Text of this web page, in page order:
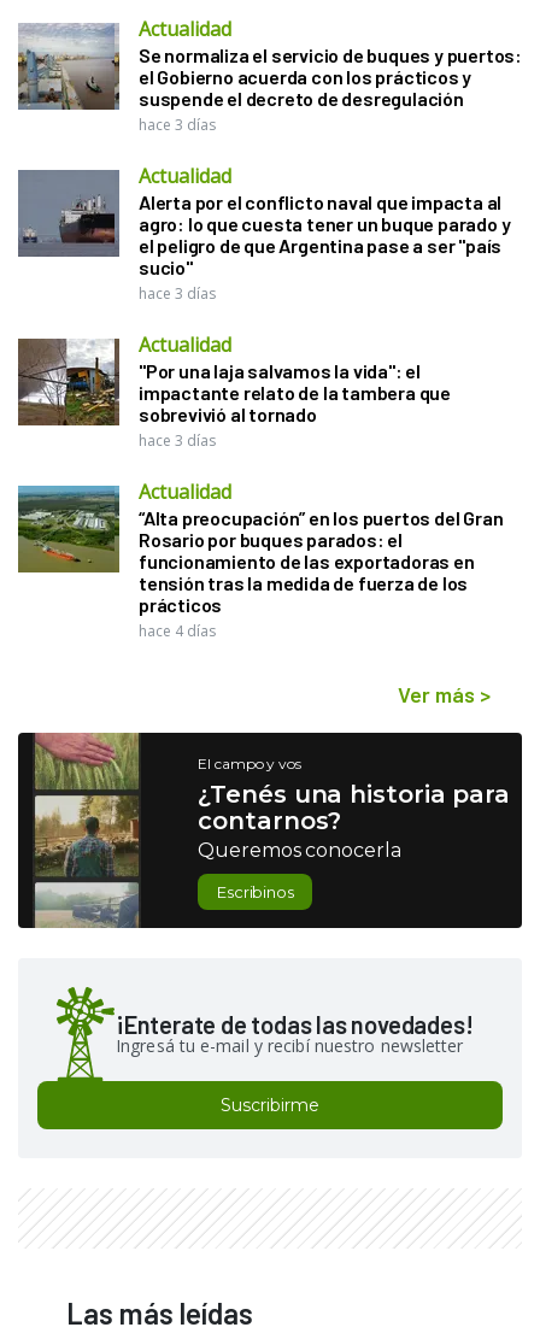
Actualidad
Se normaliza el servicio de buques y puertos:
el Gobierno acuerda con los prácticos y
suspende el decreto de desregulación
hace 3 días
Actualidad
Alerta por el conflicto naval que impacta al
agro: lo que cuesta tener un buque parado y
el peligro de que Argentina pase a ser "país
sucio"
hace 3 días
Actualidad
"Por una laja salvamos la vida": el
impactante relato de la tambera que
sobrevivió al tornado
hace 3 días
Actualidad
“Alta preocupación” en los puertos del Gran
Rosario por buques parados: el
funcionamiento de las exportadoras en
tensión tras la medida de fuerza de los
prácticos
hace 4 días
Ver más >
El campo y vos
¿Tenés una historia para
contarnos?
Queremos conocerla
Escribinos
¡Enterate de todas las novedades!
Ingresá tu e-mail y recibí nuestro newsletter
Suscribirme
Las más leídas